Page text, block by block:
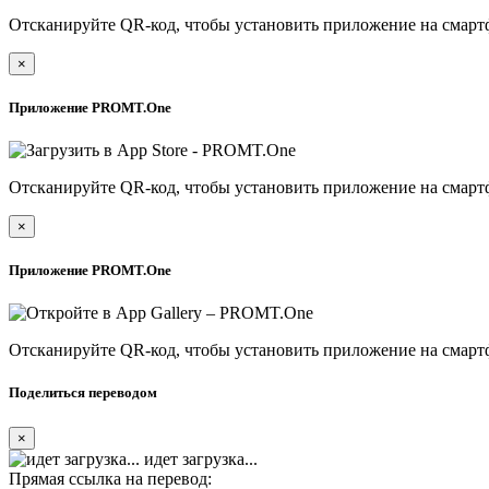
Отсканируйте QR-код, чтобы установить приложение на
×
Приложение PROMT.One
Отсканируйте QR-код, чтобы установить приложение на
×
Приложение PROMT.One
Отсканируйте QR-код, чтобы установить приложение на
Поделиться переводом
×
идет загрузка...
Прямая ссылка на перевод: